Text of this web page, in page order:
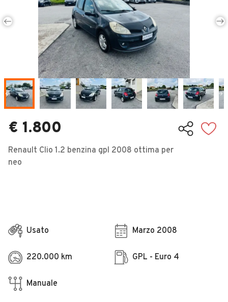
Auto d'epoca
Moto
Camper
Veicoli Commerciali
Concessionari
€ 1.800
Renault Clio 1.2 benzina gpl 2008 ottima per
neo
Usato Marzo 2008
220.000 km GPL - Euro 4
Manuale